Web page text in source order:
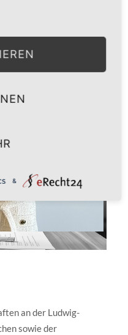
an der Ludwig-
sowie der
&